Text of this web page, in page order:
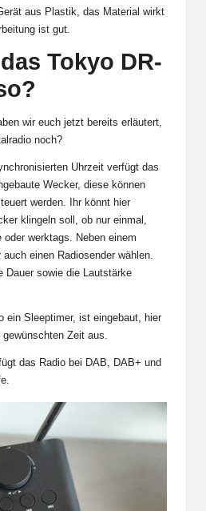
aus Plastik, das Material wirkt
ist gut.
Tokyo DR-
wir euch jetzt bereits erläutert,
noch?
Uhrzeit verfügt das
Wecker, diese können
werden. Ihr könnt hier
klingeln soll, ob nur einmal,
werktags. Neben einem
einen Radiosender wählen.
Dauer sowie die Lautstärke
ein Sleeptimer, ist eingebaut, hier
Zeit aus.
das Radio bei DAB, DAB+ und